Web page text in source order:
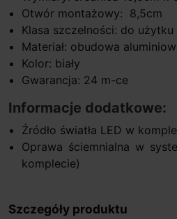
Otwór montażowy: 8,5cm
Klasa szczelności: do
Materiał: obudowa
Kolor: biały
Gwarancja: 24 m-ce
Informacje dodatkowe:
Źródło światła LED w
Oprawa ściemnialna w
komplecie)
Szczegóły produktu